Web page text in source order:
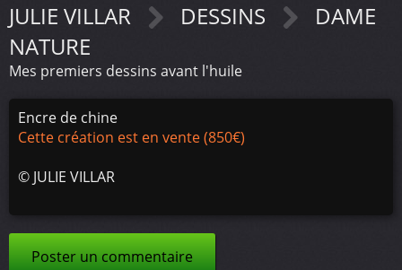
JULIE VILLAR DESSINS
DAME
NATURE
Mes premiers dessins avant l'huile
Encre de chine
Cette création est en vente (850€)
© JULIE VILLAR
Poster un commentaire